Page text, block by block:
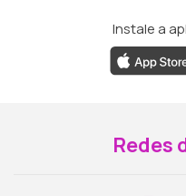
Instale a
Redes